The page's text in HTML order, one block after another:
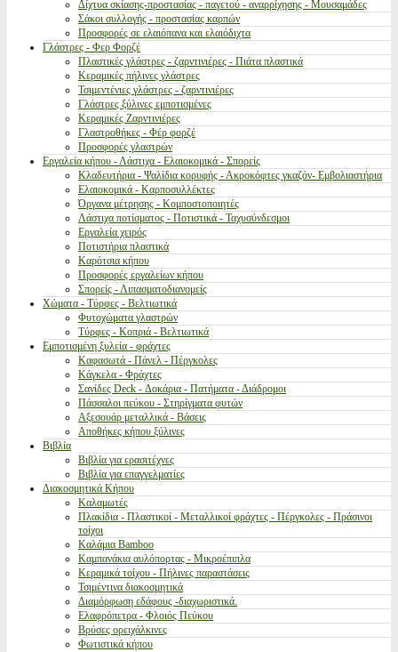
Δίχτυα σκίασης-προστασίας - παγετού - αναρρίχησης - Μουσαμάδες
Σάκοι συλλογής - προστασίας καρπών
Προσφορές σε ελαιόπανα και ελαιόδιχτα
Γλάστρες - Φερ Φορζέ
Πλαστικές γλάστρες - ζαρντινιέρες - Πιάτα πλαστικά
Κεραμικές πήλινες γλάστρες
Τσιμεντένιες γλάστρες - ζαρντινιέρες
Γλάστρες ξύλινες εμποτισμένες
Κεραμικές Ζαρντινιέρες
Γλαστροθήκες - Φέρ φορζέ
Προσφορές γλαστρών
Εργαλεία κήπου - Λάστιχα - Ελαιοκομικά - Σπορείς
Κλαδευτήρια - Ψαλίδια κορυφής - Ακροκόφτες γκαζόν- Εμβολιαστήρια
Ελαιοκομικά - Καρποσυλλέκτες
Όργανα μέτρησης - Κομποστοποιητές
Λάστιχα ποτίσματος - Ποτιστικά - Ταχυσύνδεσμοι
Εργαλεία χειρός
Ποτιστήρια πλαστικά
Καρότσια κήπου
Προσφορές εργαλείων κήπου
Σπορείς - Λιπασματοδιανομείς
Χώματα - Τύρφες - Βελτιωτικά
Φυτοχώματα γλαστρών
Τύρφες - Κοπριά - Βελτιωτικά
Εμποτισμένη ξυλεία - φράχτες
Καφασωτά - Πάνελ - Πέργκολες
Κάγκελα - Φράχτες
Σανίδες Deck - Δοκάρια - Πατήματα - Διάδρομοι
Πάσσαλοι πεύκου - Στηρίγματα φυτών
Αξεσουάρ μεταλλικά - Βάσεις
Αποθήκες κήπου ξύλινες
Βιβλία
Βιβλία για ερασιτέχνες
Βιβλία για επαγγελματίες
Διακοσμητικά Κήπου
Καλαμωτές
Πλακίδια - Πλαστικοί - Μεταλλικοί φράχτες - Πέργκολες - Πράσινοι
τοίχοι
Καλάμια Bamboo
Καμπανάκια αυλόπορτας - Μικροέπιπλα
Κεραμικά τοίχου - Πήλινες παραστάσεις
Τσιμέντινα διακοσμητικά
Διαμόρφωση εδάφους -διαχωριστικά.
Ελαφρόπετρα - Φλοιός Πεύκου
Βρύσες ορειχάλκινες
Φωτιστικά κήπου